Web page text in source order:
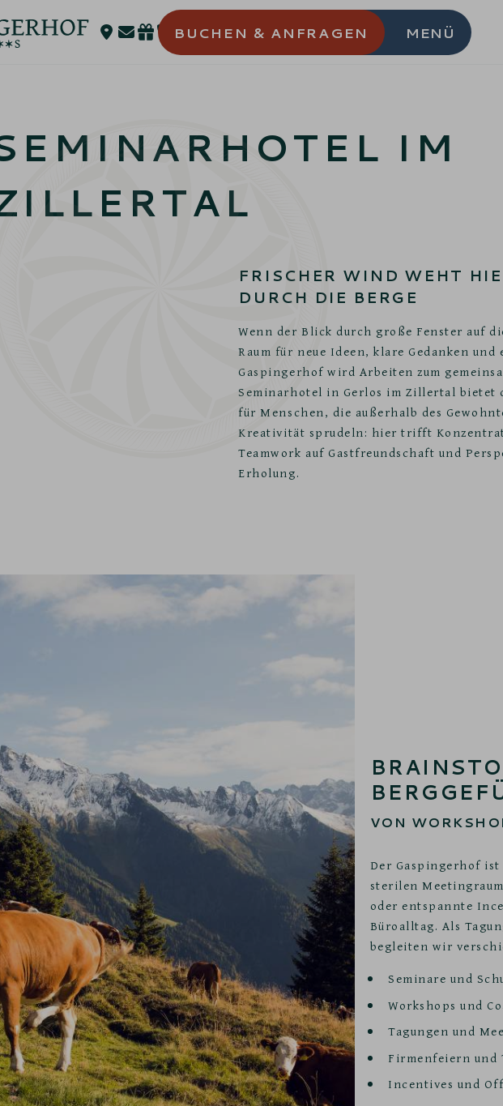
BUCHEN & ANFRAGEN MENÜ
IM
FRISCHER WIND WEHT
DURCH DIE BERGE
Wenn der Blick durch große Fenster auf
Raum für neue Ideen, klare Gedanken
Gaspingerhof wird Arbeiten zum
Seminarhotel in Gerlos im Zillertal bietet
für Menschen, die außerhalb des
Kreativität sprudeln: hier trifft
Teamwork auf Gastfreundschaft und
Erholung.
VON
Der Gaspingerhof
sterilen
oder entspannte
Büroalltag. Als
begleiten wir
Seminare und
Workshops und
Tagungen und
Firmenfeiern und
Incentives und